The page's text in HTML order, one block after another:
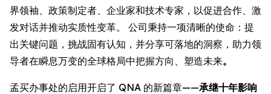
界领袖、政策制定者、企业家和技术专家，以促进合作、激
发对话并推动实质性变革。 公司秉持一项清晰的使命：提
出关键问题，挑战固有认知，并分享可落地的洞察，助力领
导者在瞬息万变的全球格局中把握方向、塑造未来。
孟买办事处的启用开启了 QNA 的新篇章——承继十年影响